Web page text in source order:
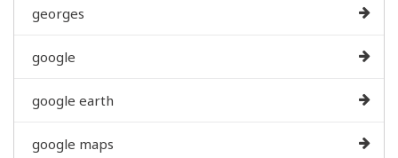
georges
google
google earth
google maps